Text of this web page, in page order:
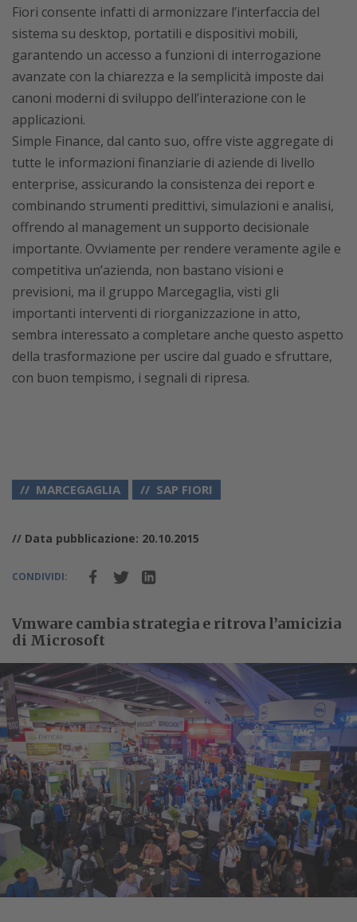
Fiori consente infatti di armonizzare l’interfaccia del
sistema su desktop, portatili e dispositivi mobili,
garantendo un accesso a funzioni di interrogazione
avanzate con la chiarezza e la semplicità imposte dai
canoni moderni di sviluppo dell’interazione con le
applicazioni.
Simple Finance, dal canto suo, offre viste aggregate di
tutte le informazioni finanziarie di aziende di livello
enterprise, assicurando la consistenza dei report e
combinando strumenti predittivi, simulazioni e analisi,
offrendo al management un supporto decisionale
importante. Ovviamente per rendere veramente agile e
competitiva un’azienda, non bastano visioni e
previsioni, ma il gruppo Marcegaglia, visti gli
importanti interventi di riorganizzazione in atto,
sembra interessato a completare anche questo aspetto
della trasformazione per uscire dal guado e sfruttare,
con buon tempismo, i segnali di ripresa.
MARCEGAGLIA SAP FIORI
// Data pubblicazione: 20.10.2015
CONDIVIDI:
Vmware cambia strategia e ritrova l’amicizia
di Microsoft